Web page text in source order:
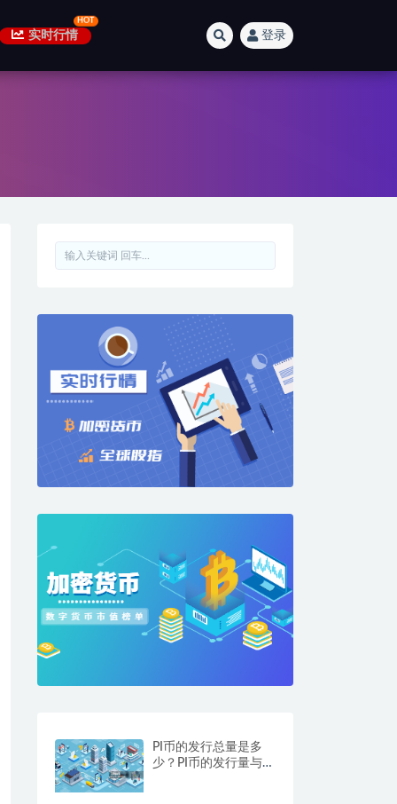
实时行情 登录
PI币的发行总量是多
少？PI币的发行量与市